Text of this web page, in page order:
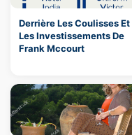
Derrière Les Coulisses Et
Les Investissements De
Frank Mccourt